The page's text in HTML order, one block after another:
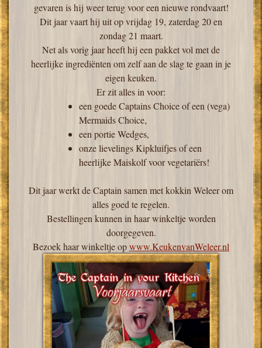
gevaren is hij weer terug voor een nieuwe rondvaart!
Dit jaar vaart hij uit op vrijdag 19, zaterdag 20 en
zondag 21 maart.
Net als vorig jaar heeft hij een pakket vol met de
heerlijke ingrediënten om zelf aan de slag te gaan in je
eigen keuken.
Er zit alles in voor:
een goede Captains Choice of een (vega)
Mermaids Choice,
een portie Wedges,
onze lievelings Kipkluifjes of een
heerlijke Maiskolf voor vegetariërs!
Dit jaar werkt de Captain samen met kokkin Weleer om
alles goed te regelen.
Bestellingen kunnen in haar winkeltje worden
doorgegeven.
Bezoek haar winkeltje opwww.KeukenvanWeleer.nl